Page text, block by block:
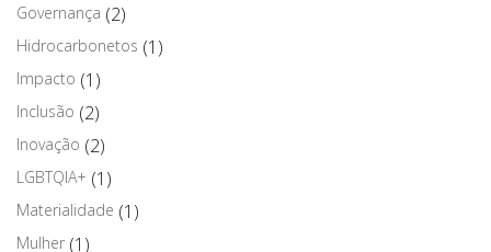
Governança (2)
Hidrocarbonetos (1)
Impacto (1)
Inclusão (2)
Inovação (2)
LGBTQIA+ (1)
Materialidade (1)
Mulher (1)